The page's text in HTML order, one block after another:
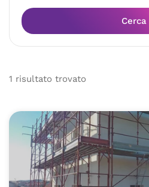
Cerca
1 risultato trovato